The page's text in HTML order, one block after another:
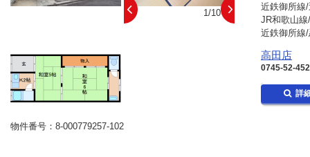
1/10
物件番号：8-000779257-102
近鉄御所線
JR和歌山
近鉄御所線
高田店
0745-52-
詳